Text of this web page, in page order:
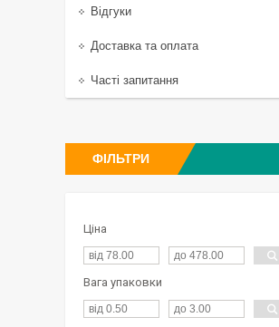
Відгуки
Доставка та оплата
Часті запитання
ФІЛЬТРИ
Ціна
Вага упаковки